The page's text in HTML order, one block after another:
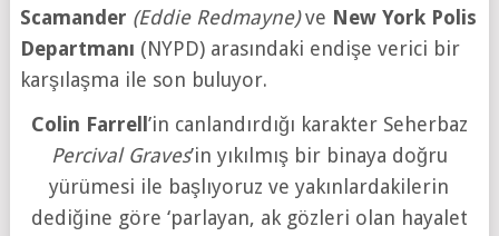
Scamander (Eddie Redmayne)ve New York Polis
Departmanı (NYPD) arasındaki endişe verici bir
karşılaşma ile son buluyor.
Colin Farrell ’in canlandırdığı karakter Seherbaz
Percival Graves’in yıkılmış bir binaya doğru
yürümesi ile başlıyoruz ve yakınlardakilerin
dediğine göre ‘parlayan, ak gözleri olan hayalet